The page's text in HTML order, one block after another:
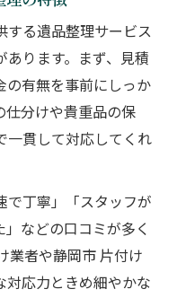
する遺品整理サービス
ります。まず、見積
の有無を事前にしっか
仕分けや貴重品の保
一貫して対応してくれ
で丁寧」「スタッフが
などの口コミが多く
業者や静岡市 片付け
応力ときめ細やかな